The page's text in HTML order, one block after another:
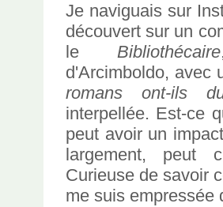
Je naviguais sur
découvert sur un
le Bibliothécaire
d'Arcimboldo, avec
romans ont-ils
interpellée. Est-ce
peut avoir un
largement, peut
Curieuse de savoir
me suis empressée